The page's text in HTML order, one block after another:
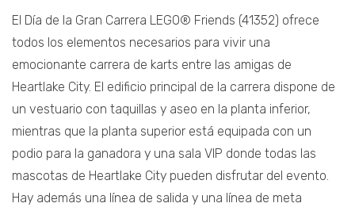
El Día de la Gran Carrera LEGO® Friends (41352) ofrece
todos los elementos necesarios para vivir una
emocionante carrera de karts entre las amigas de
Heartlake City. El edificio principal de la carrera dispone de
un vestuario con taquillas y aseo en la planta inferior,
mientras que la planta superior está equipada con un
podio para la ganadora y una sala VIP donde todas las
mascotas de Heartlake City pueden disfrutar del evento.
Hay además una línea de salida y una línea de meta